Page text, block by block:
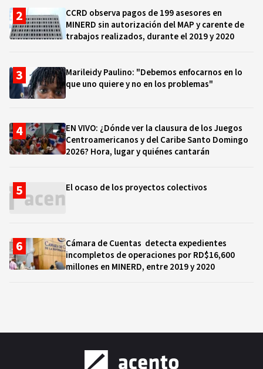
CCRD observa pagos de 199 asesores en
MINERD sin autorización del MAP y carente de
trabajos realizados, durante el 2019 y 2020
Marileidy Paulino: "Debemos enfocarnos en lo
que uno quiere y no en los problemas"
EN VIVO: ¿Dónde ver la clausura de los Juegos
Centroamericanos y del Caribe Santo Domingo
2026? Hora, lugar y quiénes cantarán
El ocaso de los proyectos colectivos
Cámara de Cuentas detecta expedientes
incompletos de operaciones por RD$16,600
millones en MINERD, entre 2019 y 2020